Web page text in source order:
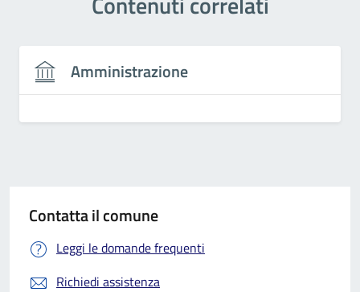
Amministrazione
Contatta il comune
Leggi le domande frequenti
Richiedi assistenza